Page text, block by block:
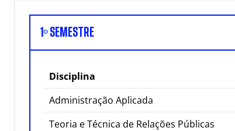
1º SEMESTRE
Disciplina
Administração Aplicada
Teoria e Técnica de Relações Públicas